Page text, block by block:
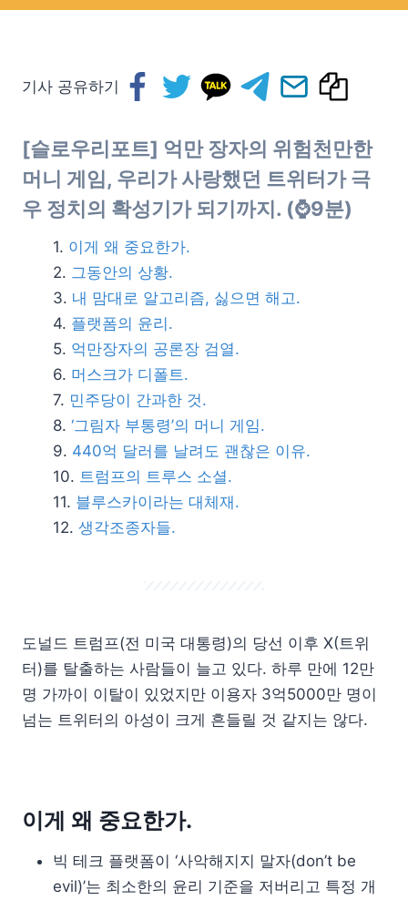
기사 공유하기
[슬로우리포트] 억만 장자의 위험천만한
머니 게임, 우리가 사랑했던 트위터가 극
우 정치의 확성기가 되기까지. (⌚9분)
이게 왜 중요한가.
그동안의 상황.
내 맘대로 알고리즘, 싫으면 해고.
플랫폼의 윤리.
억만장자의 공론장 검열.
머스크가 디폴트.
민주당이 간과한 것.
‘그림자 부통령’의 머니 게임.
440억 달러를 날려도 괜찮은 이유.
트럼프의 트루스 소셜.
블루스카이라는 대체재.
생각조종자들.
도널드 트럼프(전 미국 대통령)의 당선 이후 X(트위
터)를 탈출하는 사람들이 늘고 있다. 하루 만에 12만
명 가까이 이탈이 있었지만 이용자 3억5000만 명이
넘는 트위터의 아성이 크게 흔들릴 것 같지는 않다.
이게 왜 중요한가.
빅 테크 플랫폼이 ‘사악해지지 말자(don’t be
evil)’는 최소한의 윤리 기준을 저버리고 특정 개